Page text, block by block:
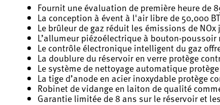
Fournit une évaluation de première heure de
La conception à évent à l'air libre de 50,000
Le brûleur de gaz réduit les émissions de
L’allumeur piézoélectrique à bouton-
Le contrôle électronique intelligent du gaz
La doublure du réservoir en verre protège
Le système de nettoyage automatique
La tige d’anode en acier inoxydable protège
Robinet de vidange en laiton de qualité
Garantie limitée de 8 ans sur le réservoir et